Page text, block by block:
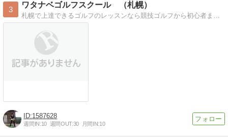
3
ワタナベゴルフスクール （札幌）
札幌で上達できるゴルフのレッスンなら競技ゴルフから初心者まで充実のレッスン内容
1587628
週間IN:10 週間OUT:30 月間IN:10